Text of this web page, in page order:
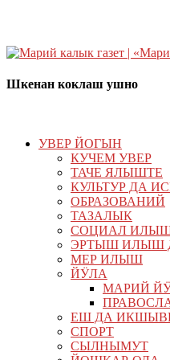
Шкенан коклаш ушно
УВЕР ЙОГЫН
КУЧЕМ УВЕР
ТАЧЕ ЯЛЫШТЕ
КУЛЬТУР ДА
ОБРАЗОВАНИЙ
ТАЗАЛЫК
СОЦИАЛ
ЭРТЫШ ИЛЫШ
МЕР ИЛЫШ
ЙӰЛА
МАРИЙ
ЕШ ДА
СПОРТ
СЫЛНЫМУТ